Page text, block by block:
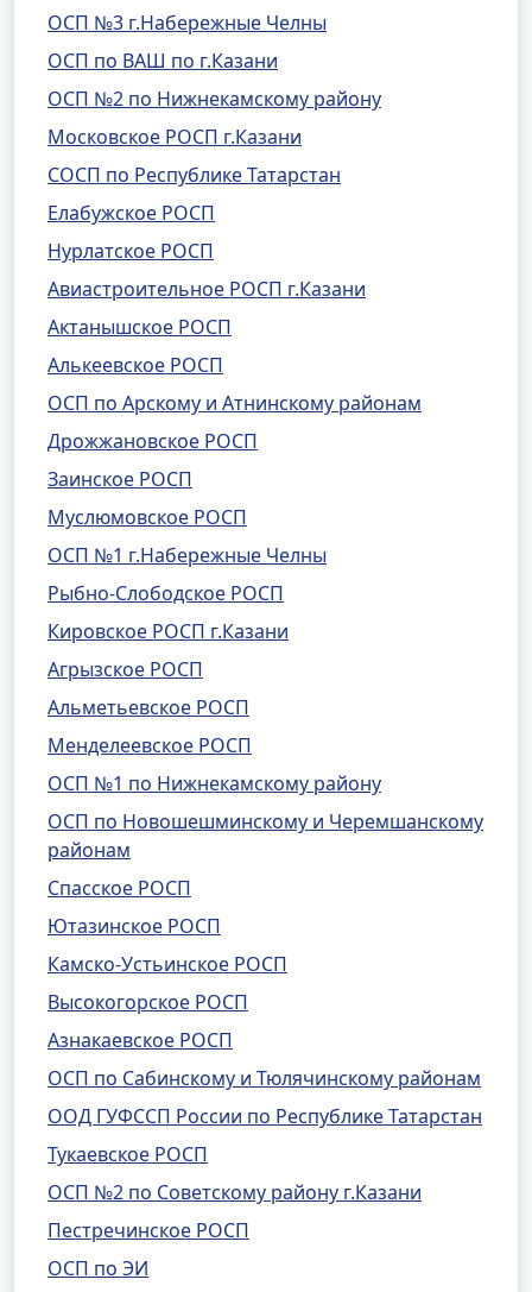
ОСП №3 г.Набережные Челны
ОСП по ВАШ по г.Казани
ОСП №2 по Нижнекамскому району
Московское РОСП г.Казани
СОСП по Республике Татарстан
Елабужское РОСП
Нурлатское РОСП
Авиастроительное РОСП г.Казани
Актанышское РОСП
Алькеевское РОСП
ОСП по Арскому и Атнинскому районам
Дрожжановское РОСП
Заинское РОСП
Муслюмовское РОСП
ОСП №1 г.Набережные Челны
Рыбно-Слободское РОСП
Кировское РОСП г.Казани
Агрызское РОСП
Альметьевское РОСП
Менделеевское РОСП
ОСП №1 по Нижнекамскому району
ОСП по Новошешминскому и Черемшанскому
районам
Спасское РОСП
Ютазинское РОСП
Камско-Устьинское РОСП
Высокогорское РОСП
Азнакаевское РОСП
ОСП по Сабинскому и Тюлячинскому районам
ООД ГУФССП России по Республике Татарстан
Тукаевское РОСП
ОСП №2 по Советскому району г.Казани
Пестречинское РОСП
ОСП по ЭИ